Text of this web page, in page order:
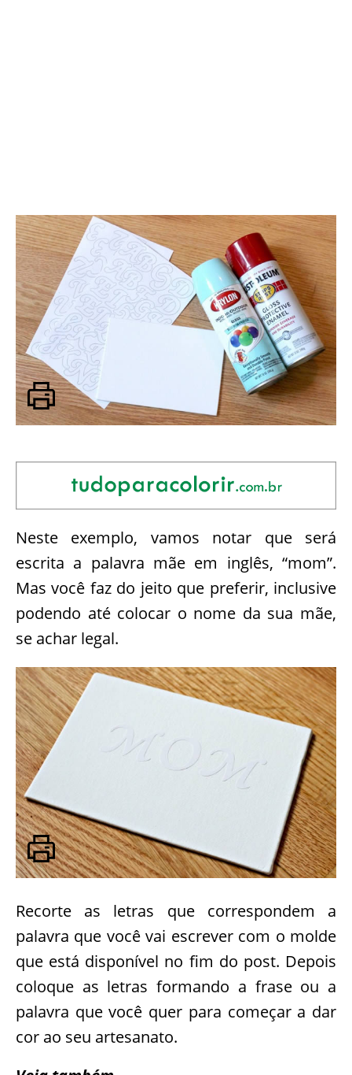
Neste exemplo, vamos notar que será
escrita a palavra mãe em inglês, “mom”.
Mas você faz do jeito que preferir, inclusive
podendo até colocar o nome da sua mãe,
se achar legal.
Recorte as letras que correspondem a
palavra que você vai escrever com o molde
que está disponível no fim do post. Depois
coloque as letras formando a frase ou a
palavra que você quer para começar a dar
cor ao seu artesanato.